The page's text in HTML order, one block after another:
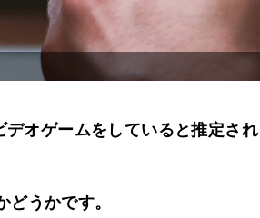
デオゲームをしていると推定され
うかです。